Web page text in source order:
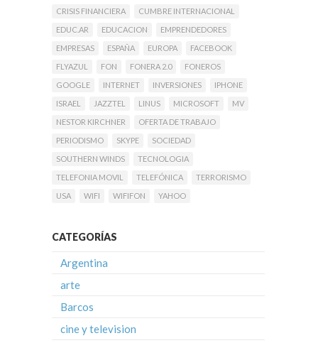
CRISIS FINANCIERA
CUMBRE INTERNACIONAL
EDUC.AR
EDUCACION
EMPRENDEDORES
EMPRESAS
ESPAÑA EUROPA
FACEBOOK
FLYAZUL
FON FONERA 2.0
FONEROS
GOOGLE
INTERNET INVERSIONES
IPHONE
ISRAEL
JAZZTEL LINUS MICROSOFT
MV
NESTOR KIRCHNER
OFERTA DE TRABAJO
PERIODISMO
SKYPE
SOCIEDAD
SOUTHERN WINDS
TECNOLOGIA
TELEFONIA MOVIL
TELEFÓNICA
TERRORISMO
USA
WIFI WIFIFON YAHOO
CATEGORÍAS
Argentina
arte
Barcos
cine y television